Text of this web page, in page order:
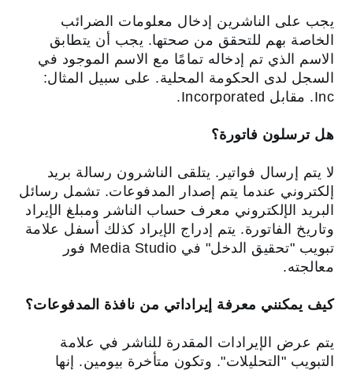
يجب على الناشرين إدخال معلومات الضرائب
الخاصة بهم للتحقق من صحتها. يجب أن يتطابق
الاسم الذي تم إدخاله تمامًا مع الاسم الموجود في
السجل لدى الحكومة المحلية. على سبيل المثال:
Inc. مقابل Incorporated.
هل ترسلون فاتورة؟
لا يتم إرسال فواتير. يتلقى الناشرون رسالة بريد
إلكتروني عندما يتم إصدار المدفوعات. تشمل رسائل
البريد الإلكتروني معرف حساب الناشر ومبلغ الإيراد
وتاريخ الفاتورة. يتم إدراج الإيراد كذلك أسفل علامة
تبويب "تحقيق الدخل" في Media Studio فور
معالجته.
كيف يمكنني معرفة إيراداتي من نافذة المدفوعات؟
يتم عرض الإيرادات المقدرة للناشر في علامة
التبويب "التحليلات". وتكون متأخرة بيومين. إنها